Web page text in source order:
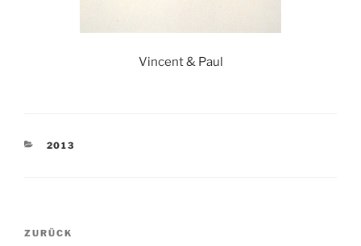
Vincent & Paul
KATEGORIEN
2013
Beitragsnavigation
Vorheriger
ZURÜCK